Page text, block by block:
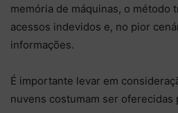
memória de máquinas, o método
acessos indevidos e, no pior
informações.
É importante levar em
nuvens costumam ser